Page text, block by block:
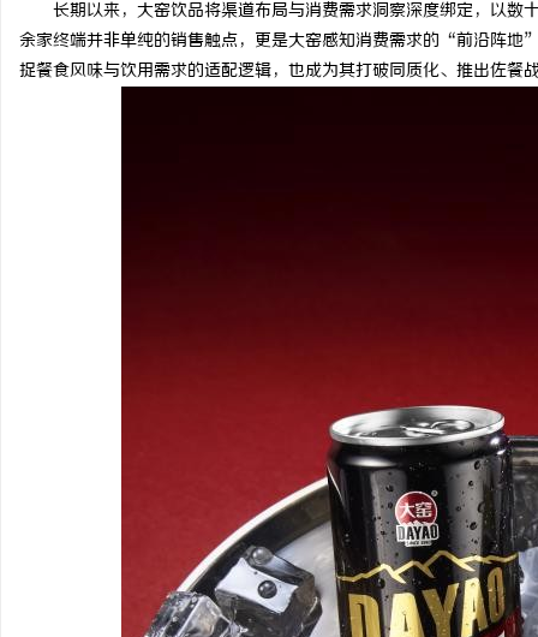
长期以来，大窑饮品将渠道布局与消费需求洞察深度绑定，以
余家终端并非单纯的销售触点，更是大窑感知消费需求的“前沿阵
捉餐食风味与饮用需求的适配逻辑，也成为其打破同质化、推出佐餐